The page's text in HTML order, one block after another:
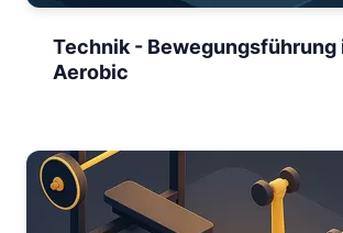
Technik - Bewegungsführung
Aerobic